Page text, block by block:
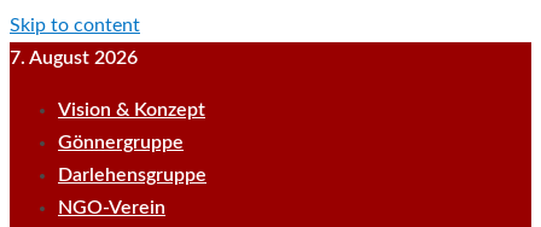
Skip to content
7. August 2026
Vision & Konzept
Gönnergruppe
Darlehensgruppe
NGO-Verein